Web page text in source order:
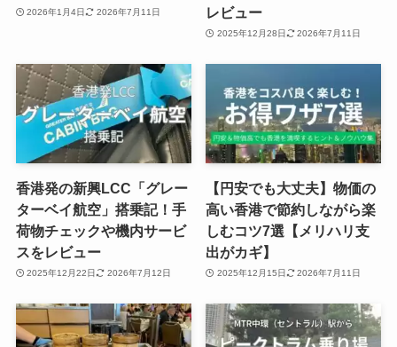
2026年1月4日 2026年7月11日
レビュー
2025年12月28日 2026年7月11日
香港発の新興LCC「グレー
ターベイ航空」搭乗記！手
荷物チェックや機内サービ
スをレビュー
2025年12月22日 2026年7月12日
【円安でも大丈夫】物価の
高い香港で節約しながら楽
しむコツ7選【メリハリ支
出がカギ】
2025年12月15日 2026年7月11日